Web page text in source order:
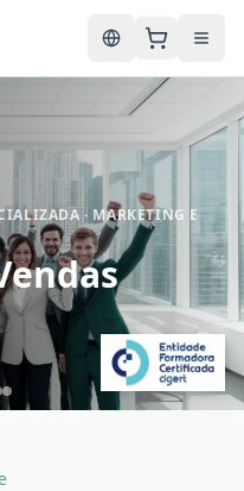
English
· MARKETING E